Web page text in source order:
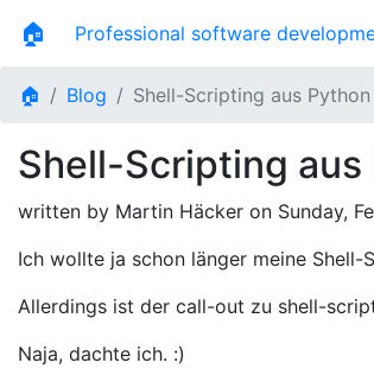
🏠 Professional software
🏠 Blog Shell-Scripting aus Python
Shell-Scripting aus
written by Martin Häcker on Sunday,
Ich wollte ja schon länger meine
Allerdings ist der call-out zu shell-
Naja, dachte ich. :)